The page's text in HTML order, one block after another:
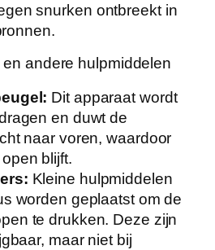
snurken ontbreekt in
andere hulpmiddelen
Dit apparaat wordt
en duwt de
naar voren, waardoor
blijft.
Kleine hulpmiddelen
worden geplaatst om de
te drukken. Deze zijn
maar niet bij